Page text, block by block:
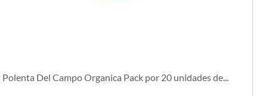
Polenta Del Campo Organica Pack por 20 unidades de...